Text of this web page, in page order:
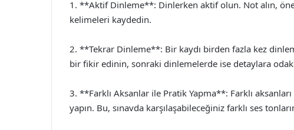
1. **Aktif Dinleme**: Dinlerken aktif olun. Not alın,
kelimeleri kaydedin.
2. **Tekrar Dinleme**: Bir kaydı birden fazla kez
bir fikir edinin, sonraki dinlemelerde ise detaylara
3. **Farklı Aksanlar ile Pratik Yapma**: Farklı
yapın. Bu, sınavda karşılaşabileceğiniz farklı ses